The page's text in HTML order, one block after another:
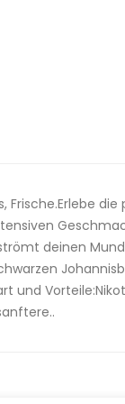
Frische.Erlebe
deinen
und